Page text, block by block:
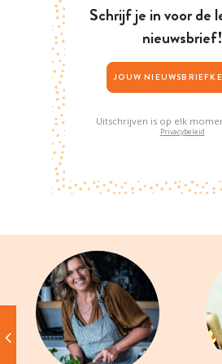
Schrijf je in voor de
nieuwsbrief!
Uitschrijven is op elk
Privacybeleid